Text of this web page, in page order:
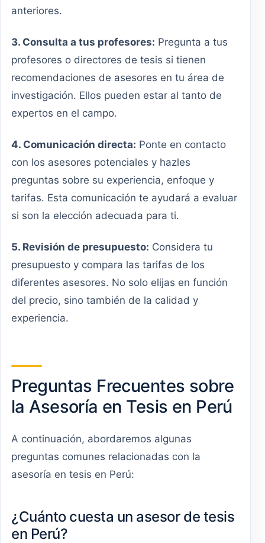
anteriores.
3. Consulta a tus profesores: Pregunta a tus
profesores o directores de tesis si tienen
recomendaciones de asesores en tu área de
investigación. Ellos pueden estar al tanto de
expertos en el campo.
4. Comunicación directa: Ponte en contacto
con los asesores potenciales y hazles
preguntas sobre su experiencia, enfoque y
tarifas. Esta comunicación te ayudará a evaluar
si son la elección adecuada para ti.
5. Revisión de presupuesto: Considera tu
presupuesto y compara las tarifas de los
diferentes asesores. No solo elijas en función
del precio, sino también de la calidad y
experiencia.
Preguntas Frecuentes sobre
la Asesoría en Tesis en Perú
A continuación, abordaremos algunas
preguntas comunes relacionadas con la
asesoría en tesis en Perú:
¿Cuánto cuesta un asesor de tesis
en Perú?